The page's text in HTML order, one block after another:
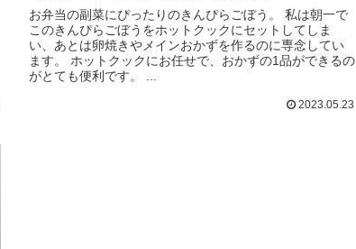
お弁当の副菜にぴったりのきんぴらごぼう。 私は朝一で
このきんぴらごぼうをホットクックにセットしてしま
い、あとは卵焼きやメインおかずを作るのに専念してい
ます。 ホットクックにお任せで、おかずの1品ができるの
がとても便利です。 ...
2023.05.23